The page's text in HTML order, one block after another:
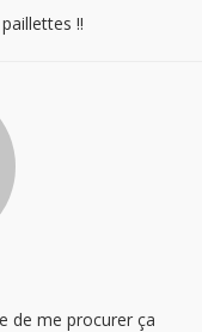
!!
de me procurer ça